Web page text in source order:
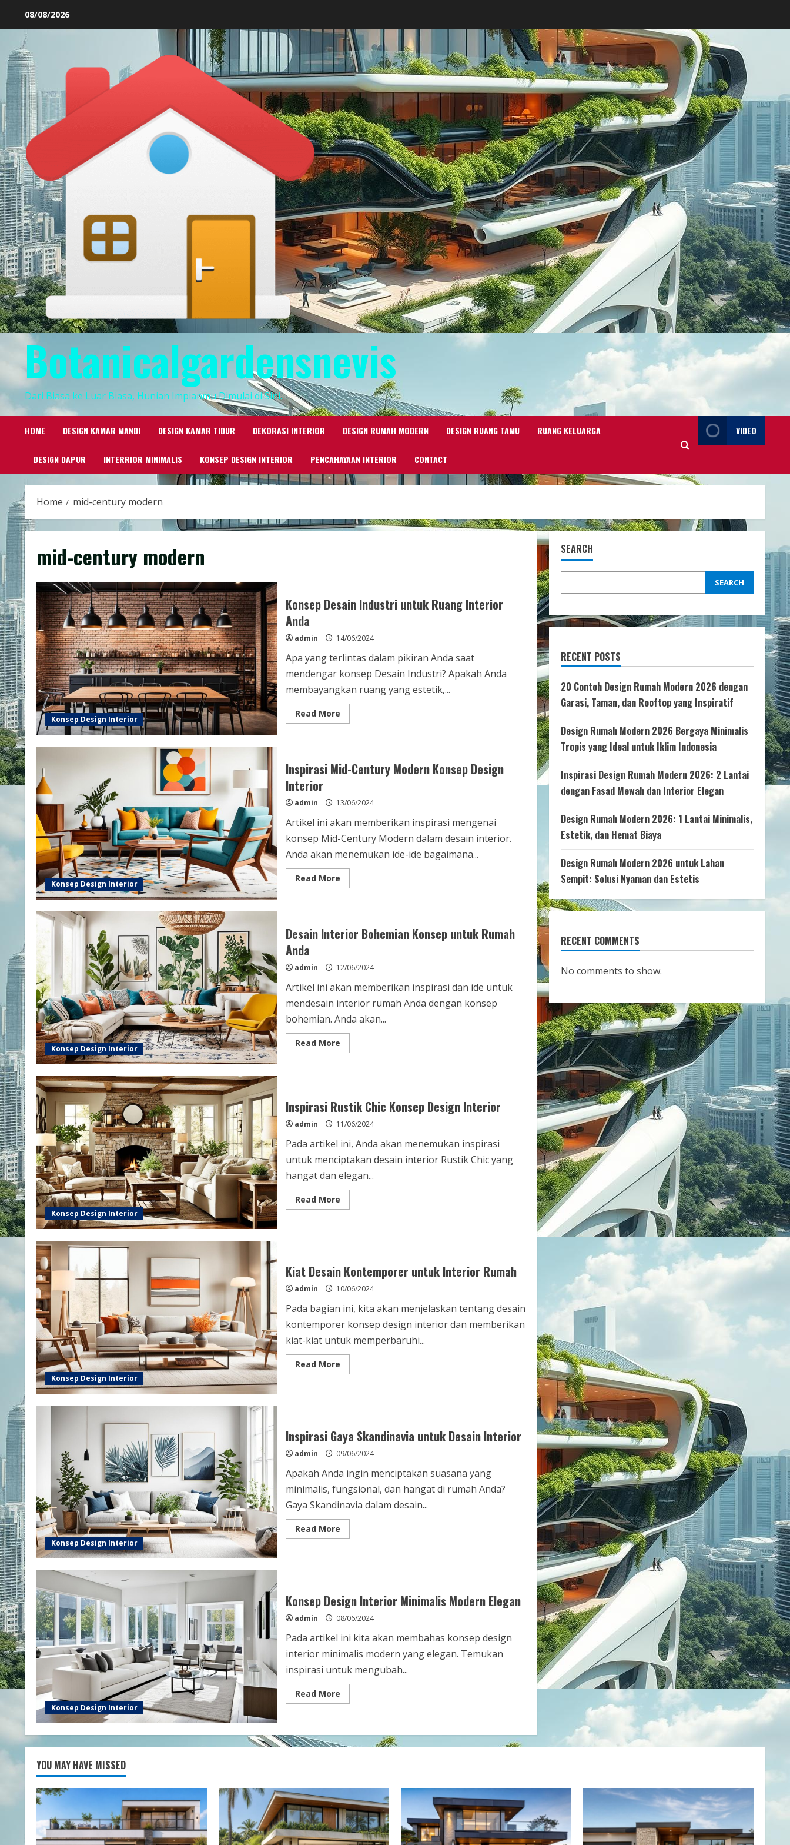
content
08/08/2026
Botanicalgardensnevis
Dari Biasa ke Luar Biasa, Hunian Impianmu Dimulai di Sini.
HOME DESIGN KAMAR MANDI DESIGN KAMAR TIDUR DEKORASI INTERIOR DESIGN RUMAH MODERN DESIGN RUANG TAMU RUANG KELUARGA
DESIGN DAPUR INTERRIOR MINIMALIS KONSEP DESIGN INTERIOR PENCAHAYAAN INTERIOR CONTACT
VIDEO
Home mid-century modern
mid-century modern
Konsep Design Interior
Konsep Desain Industri untuk Ruang Interior
Anda
admin 14/06/2024
Apa yang terlintas dalam pikiran Anda saat
mendengar konsep Desain Industri? Apakah Anda
membayangkan ruang yang estetik,...
Read MoreRead
more
untuk
Ruang
Konsep Design Interior
Inspirasi Mid-Century Modern Konsep Design
Interior
admin 13/06/2024
Artikel ini akan memberikan inspirasi mengenai
konsep Mid-Century Modern dalam desain interior.
Anda akan menemukan ide-ide bagaimana...
Read MoreRead
more
Modern
Konsep
Konsep Design Interior
Desain Interior Bohemian Konsep untuk Rumah
Anda
admin 12/06/2024
Artikel ini akan memberikan inspirasi dan ide untuk
mendesain interior rumah Anda dengan konsep
bohemian. Anda akan...
Read MoreRead
more
untuk
Rumah
Konsep Design Interior
Inspirasi Rustik Chic Konsep Design Interior
admin 11/06/2024
Pada artikel ini, Anda akan menemukan inspirasi
untuk menciptakan desain interior Rustik Chic yang
hangat dan elegan...
Read MoreRead
more
Interior
Konsep Design Interior
Kiat Desain Kontemporer untuk Interior Rumah
admin 10/06/2024
Pada bagian ini, kita akan menjelaskan tentang desain
kontemporer konsep design interior dan memberikan
kiat-kiat untuk memperbaruhi...
Read MoreRead
more
Rumah
Konsep Design Interior
Inspirasi Gaya Skandinavia untuk Desain Interior
admin 09/06/2024
Apakah Anda ingin menciptakan suasana yang
minimalis, fungsional, dan hangat di rumah Anda?
Gaya Skandinavia dalam desain...
Read MoreRead
more
Interior
Konsep Design Interior
Konsep Design Interior Minimalis Modern Elegan
admin 08/06/2024
Pada artikel ini kita akan membahas konsep design
interior minimalis modern yang elegan. Temukan
inspirasi untuk mengubah...
Read MoreRead
more
Interior
Minimalis
Modern
SEARCH
SEARCH
RECENT POSTS
20 Contoh Design Rumah Modern 2026 dengan
Garasi, Taman, dan Rooftop yang Inspiratif
Design Rumah Modern 2026 Bergaya Minimalis
Tropis yang Ideal untuk Iklim Indonesia
Inspirasi Design Rumah Modern 2026: 2 Lantai
dengan Fasad Mewah dan Interior Elegan
Design Rumah Modern 2026: 1 Lantai Minimalis,
Estetik, dan Hemat Biaya
Design Rumah Modern 2026 untuk Lahan
Sempit: Solusi Nyaman dan Estetis
RECENT COMMENTS
No comments to show.
YOU MAY HAVE MISSED